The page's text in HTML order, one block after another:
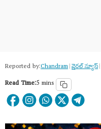
Reported by:Chandram|వైరల్ న్యూస్|
Read Time:5 mins